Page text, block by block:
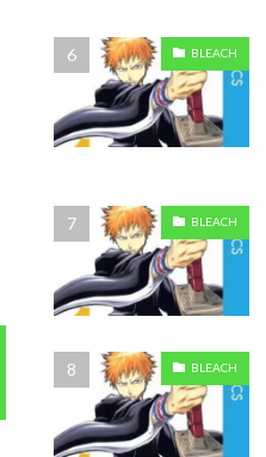
BLEACH
BLEACH
BLEACH